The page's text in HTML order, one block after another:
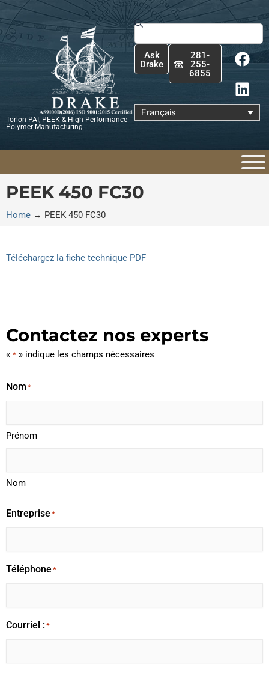
Aller
au
contenu
Torlon PAI, PEEK & High Performance
Polymer Manufacturing
Rechercher
Ask
Drake
281-
255-
6855
F
a
c
e
b
o
k
L
i
n
k
e
d
n
Français
PEEK 450 FC30
Home → PEEK 450 FC30
Téléchargez la fiche technique PDF
Contactez nos experts
« * » indique les champs nécessaires
Nom *
Prénom
Nom
Entreprise *
Téléphone *
Courriel : *